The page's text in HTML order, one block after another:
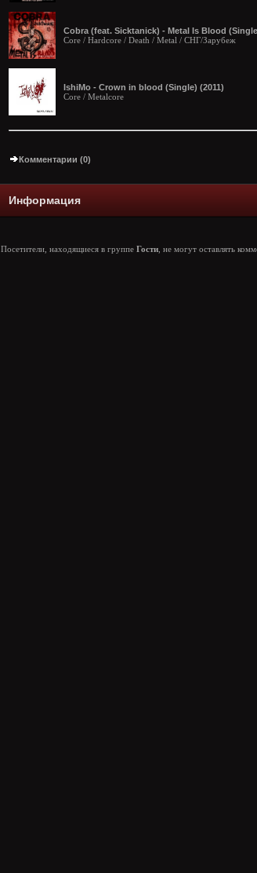
Cobra (feat. Sicktanick) - Metal Is Blood
Core / Hardcore / Death / Metal / СНГ/Зарубеж
IshiMo - Crown in blood (Single) (2011)
Core / Metalcore
Комментарии (0)
Информация
Посетители, находящиеся в группе Гости , не могут оставлять